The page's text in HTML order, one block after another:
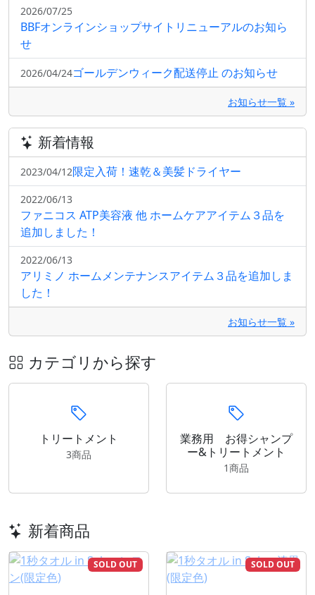
2026/07/25
BBFオンラインショップサイトリニューアルのお知ら
せ
2026/04/24ゴールデンウィーク配送停止 のお知らせ
お知らせ一覧 »
新着情報
2023/04/12限定入荷！速乾＆美髪ドライヤー
2022/06/13
ファニコス ATP美容液 他 ホームケアアイテム３品を
追加しました！
2022/06/13
アリミノ ホームメンテナンスアイテム３品を追加しま
した！
お知らせ一覧 »
カテゴリから探す
トリートメント
3商品
業務用 お得シャンプ
ー&トリートメント
1商品
新着商品
SOLD OUT SOLD OUT